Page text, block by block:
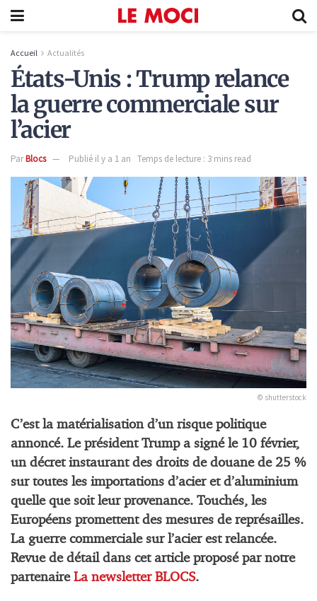
Accueil Actualités
États-Unis : Trump relance
la guerre commerciale sur
l’acier
ParBlocs Publié il y a 1 an Temps de lecture : 3 mins read
© shutterstock
C’est la matérialisation d’un risque politique
annoncé. Le président Trump a signé le 10 février,
un décret instaurant des droits de douane de 25 %
sur toutes les importations d’acier et d’aluminium
quelle que soit leur provenance. Touchés, les
Européens promettent des mesures de représailles.
La guerre commerciale sur l’acier est relancée.
Revue de détail dans cet article proposé par notre
partenaire La newsletter BLOCS.